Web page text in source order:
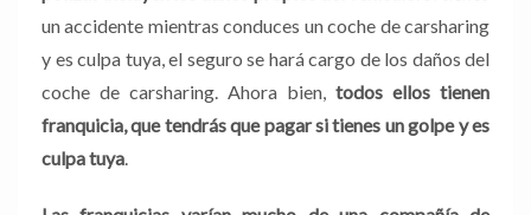
un accidente mientras conduces un coche de carsharing
y es culpa tuya, el seguro se hará cargo de los daños del
coche de carsharing. Ahora bien, todos ellos tienen
franquicia, que tendrás que pagar si tienes un golpe y es
culpa tuya.